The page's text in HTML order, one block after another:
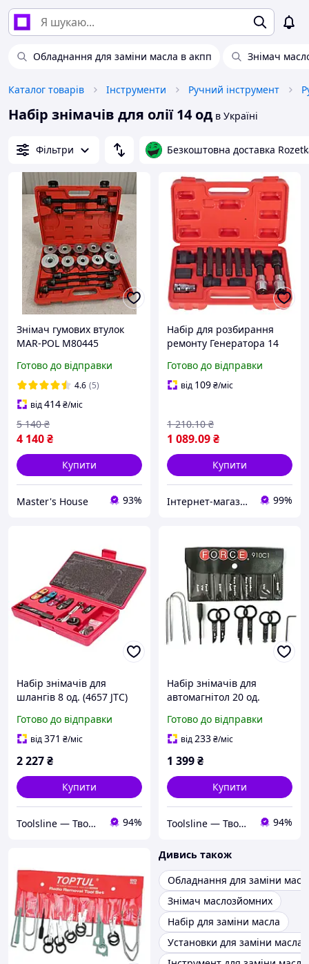
Обладнання для заміни масла в акпп Знімач
Каталог товарів Інструменти Ручний інструмент
Набір знімачів для олії 14 од в Україні
Фільтри Безкоштовна доставка
Знімач гумових втулок
MAR-POL M80445
втулок Набір для монтажу
та демонтажу
підшипників
Готово до відправки
4.6 (5)
від414₴/міс
4 140₴
5 140 ₴
Купити
Master's House 93%
Набір для розбирання
ремонту Генератора 14
генератора Alloid.
Готово до відправки
від 109₴/міс
1 089.09₴
1 210.10 ₴
Купити
Інтернет-магазин "doitshop" 99%
Набір знімачів для
шлангів 8 од. (4657 JTC)
Готово до відправки
від371 ₴/міс
2 227₴
Купити
Toolsline — Твоя лінія інструменту 94%
Набір знімачів для
автомагнітол 20 од.
Готово до відправки
від233₴/міс
1 399₴
Купити
Toolsline — Твоя лінія інструменту 94%
Дивись також
Обладнання для заміни
Знімач маслозйомних
Набір для заміни масла
Установки для заміни масла